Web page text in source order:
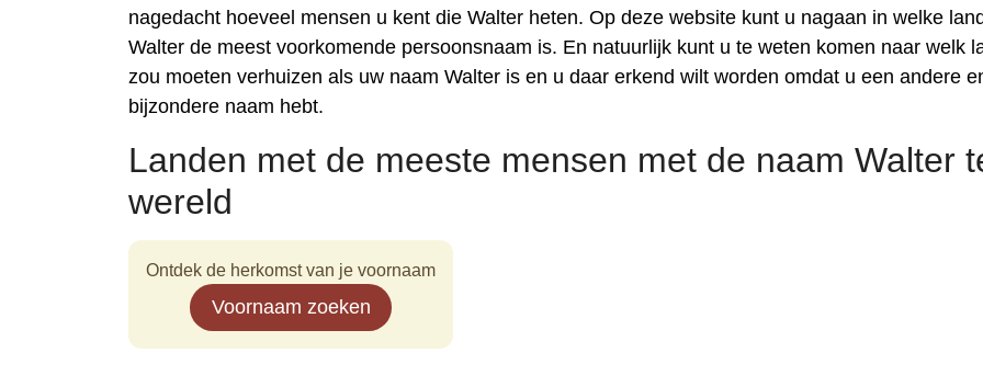
nagedacht hoeveel mensen u kent die Walter heten. Op deze website kunt u nagaan in welke
Walter de meest voorkomende persoonsnaam is. En natuurlijk kunt u te weten komen naar welk
zou moeten verhuizen als uw naam Walter is en u daar erkend wilt worden omdat u een andere
bijzondere naam hebt.
Landen met de meeste mensen met de naam Walter
wereld
Ontdek de herkomst van je voornaam
Voornaam zoeken